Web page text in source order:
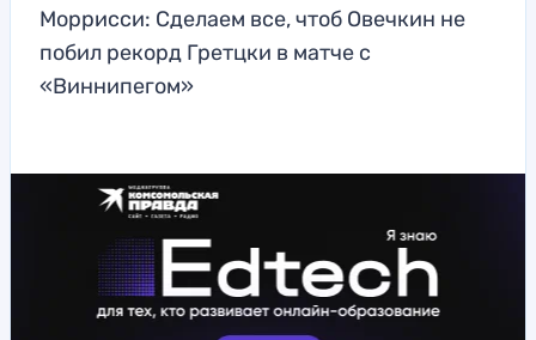
Моррисси: Сделаем все, чтоб Овечкин не
побил рекорд Гретцки в матче с
«Виннипегом»